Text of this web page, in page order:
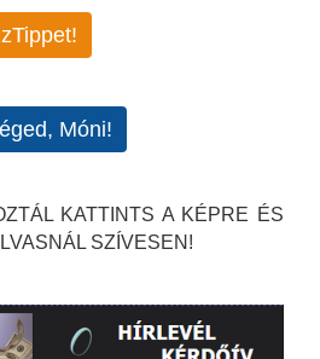
Móni!
KATTINTS A KÉPRE ÉS
SZÍVESEN!